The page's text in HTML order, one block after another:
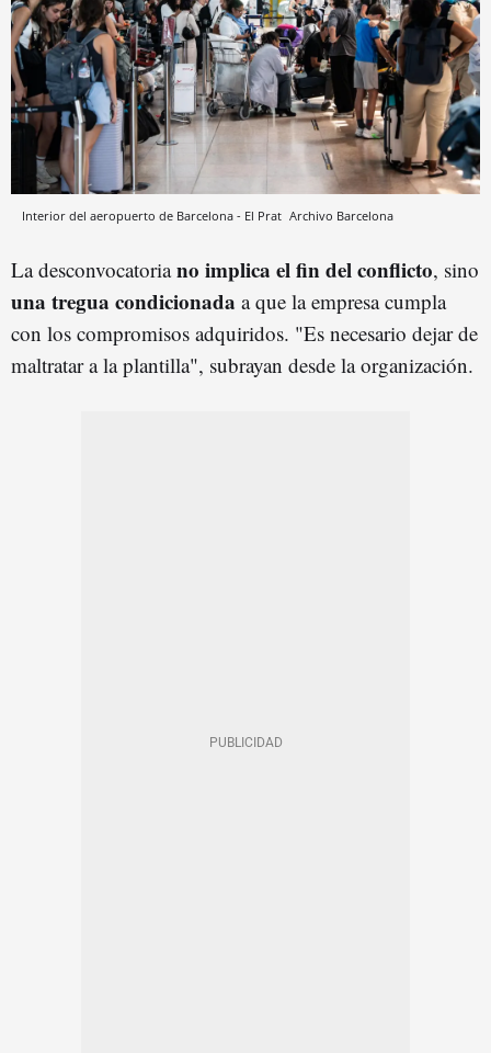
Interior del aeropuerto de Barcelona - El Prat Archivo Barcelona
La desconvocatoriano implica el fin del conflicto, sino
una tregua condicionada a que la empresa cumpla
con los compromisos adquiridos. "Es necesario dejar de
maltratar a la plantilla", subrayan desde la organización.